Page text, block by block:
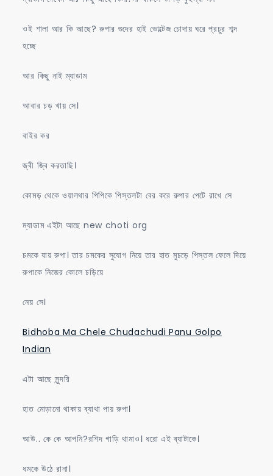
ওই শালা আর কি আছে? রুপার গুদের হাই ভোল্টেজ চোদায় ঘরে প্রচুর শব্দ
হচ্ছে
আর কিছু নাই ম্যাডাম
আবার চড় খায় সে।
বাইর কর
জ্বী জ্বি করতাছি।
কোমড় থেকে ওয়ালথার পিপিকে পিস্তলটা বের করে রুপার পেটে রাখে সে
ম্যাডাম এইটা আছে new choti org
চমকে যায় রুপা। তার চমকের সুযোগ নিয়ে তার হাত মুচড়ে পিস্তল ফেলে দিয়ে
রুপাকে নিজের কোলে চড়িয়ে
নেয় সে।
Bidhoba Ma Chele Chudachudi Panu Golpo
Indian
এটা আছে সুন্দরি
হাত মোড়ানো থাকায় ব্যাথা পায় রুপা।
আউ.. কে কে আপনি?রশিদ গাড়ি থামাও। ধরো এই ব্যাটাকে।
ধমকে উঠে রানা।